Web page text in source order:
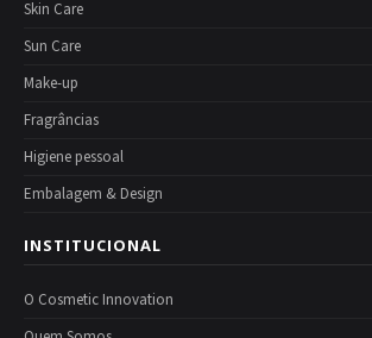
Skin Care
Sun Care
Make-up
Fragrâncias
Higiene pessoal
Embalagem & Design
INSTITUCIONAL
O Cosmetic Innovation